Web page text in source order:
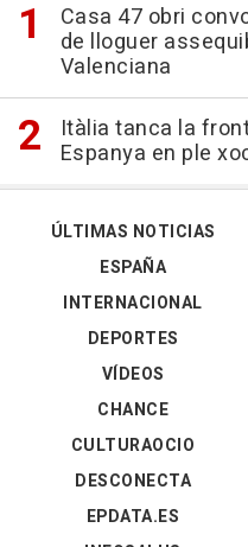
Casa 47 obri
de lloguer
Valenciana
Itàlia tanca la
Espanya en ple
ÚLTIMAS NOTICIAS
ESPAÑA
INTERNACIONAL
DEPORTES
VÍDEOS
CHANCE
CULTURAOCIO
DESCONECTA
EPDATA.ES